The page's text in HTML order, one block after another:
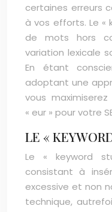
certaines erreurs
à vos efforts. Le «
de mots hors
variation lexicale
En étant
adoptant une
vous
« eur » pour votre
LE «
Le « keyword
consistant à
excessive et non
technique,